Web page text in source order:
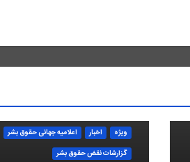
ویژه اخبار
اعلاميه جهانی حقوق بشر
گزارشات نقض حقوق بشر